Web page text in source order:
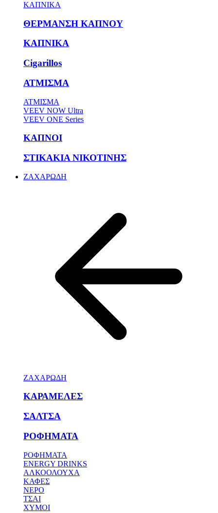
ΚΑΠΝΙΚΑ
ΘΕΡΜΑΝΣΗ ΚΑΠΝΟΥ
ΚΑΠΝΙΚΑ
Cigarillos
ΑΤΜΙΣΜΑ
ΑΤΜΙΣΜΑ
VEEV NOW Ultra
VEEV ONE Series
ΚΑΠΝΟΙ
ΣΤΙΚΑΚΙΑ ΝΙΚΟΤΙΝΗΣ
ΖΑΧΑΡΩΔΗ
ΖΑΧΑΡΩΔΗ
ΚΑΡΑΜΕΛΕΣ
ΣΑΛΤΣΑ
ΡΟΦΗΜΑΤΑ
ΡΟΦΗΜΑΤΑ
ENERGY DRINKS
ΑΛΚΟΟΛΟΥΧΑ
ΚΑΦΕΣ
ΝΕΡΟ
ΤΣΑΙ
ΧΥΜΟΙ